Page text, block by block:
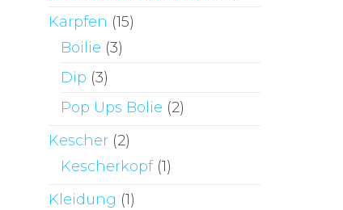
Karpfen (15)
Boilie (3)
Dip (3)
Pop Ups Bolie (2)
Kescher (2)
Kescherkopf (1)
Kleidung (1)